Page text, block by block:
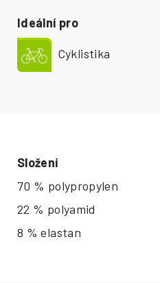
Složení
70 % polypropylen
22 % polyamid
8 % elastan
Ideální pro
Cyklistika